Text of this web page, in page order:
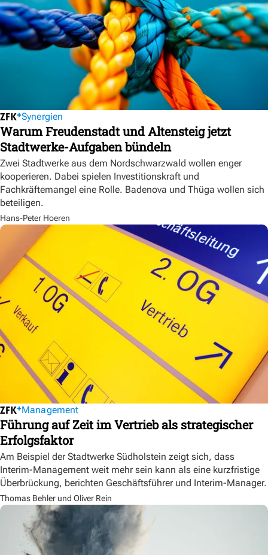
Synergien
Warum Freudenstadt und Altensteig jetzt
Stadtwerke-Aufgaben bündeln
Zwei Stadtwerke aus dem Nordschwarzwald wollen enger
kooperieren. Dabei spielen Investitionskraft und
Fachkräftemangel eine Rolle. Badenova und Thüga wollen sich
beteiligen.
Hans-Peter Hoeren
Management
Führung auf Zeit im Vertrieb als strategischer
Erfolgsfaktor
Am Beispiel der Stadtwerke Südholstein zeigt sich, dass
Interim-Management weit mehr sein kann als eine kurzfristige
Überbrückung, berichten Geschäftsführer und Interim-Manager.
Thomas Behler und Oliver Rein